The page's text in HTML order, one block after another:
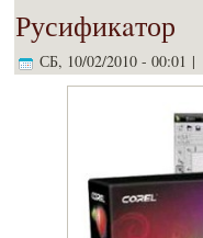
Русификaтор
СБ, 10/02/2010 - 00:01 |